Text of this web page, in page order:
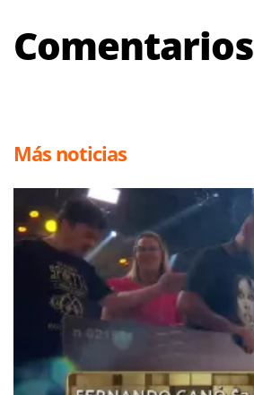
Comentarios
Más noticias